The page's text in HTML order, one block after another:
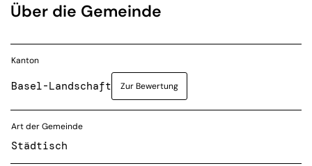
Über die Gemeinde
Kanton
Basel-Landschaft Zur Bewertung
Art der Gemeinde
Städtisch